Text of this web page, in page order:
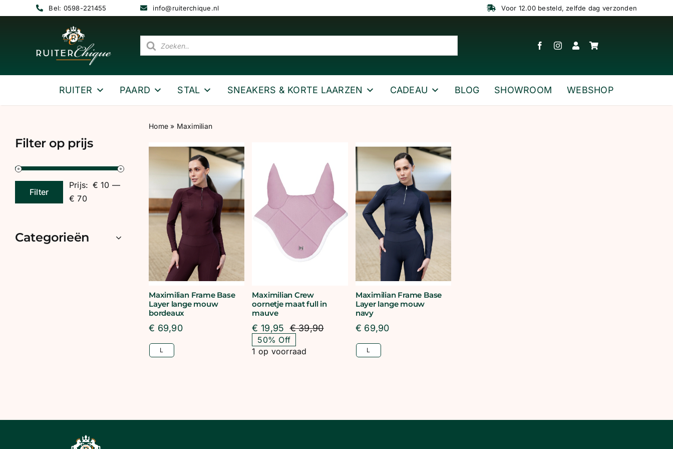
Bel: 0598-221455 info@ruiterchique.nl Voor 12.00 besteld, zelfde dag verzonden
Producten
zoeken
RUITER PAARD STAL SNEAKERS & KORTE LAARZEN CADEAU BLOG SHOWROOM WEBSHOP
Filter op prijs
Min.
Max.
Filter
Prijs: € 10 —
€ 70
Categorieën
Home » Maximilian
Maximilian Frame Base
Layer lange mouw
bordeaux
€ 69,90
L
Maximilian Crew
oornetje maat full in
mauve
€39,90Oorspronkelijke
€ 19,95
Huidige
50% Off
1 op voorraad
Maximilian Frame Base
Layer lange mouw
navy
€ 69,90
L